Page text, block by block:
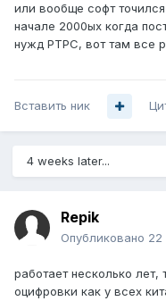
или вообще софт
начале 2000ых когда
нужд РТРС, вот там все
Вставить ник
4 weeks later...
Repik
Опубликовано 22
работает несколько лет,
оцифровки как у всех